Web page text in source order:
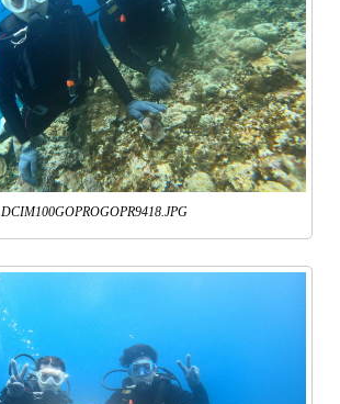
DCIM100GOPROGOPR9418.JPG